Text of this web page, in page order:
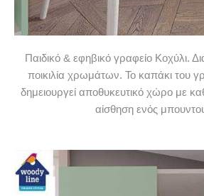
Παιδικό & εφηβικό γραφείο Κοχύλι.
ποικιλία χρωμάτων. Το καπάκι του
δημειουργεί αποθυκευτικό χώρο με
αίσθηση ενός